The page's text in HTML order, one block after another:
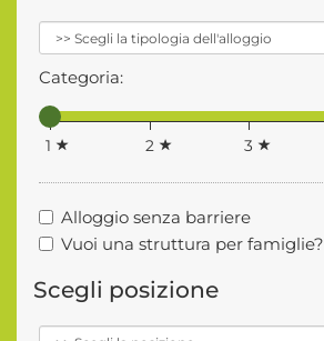
Categoria:
1 2 3
Alloggio senza barriere
Vuoi una struttura per famiglie?
Scegli posizione